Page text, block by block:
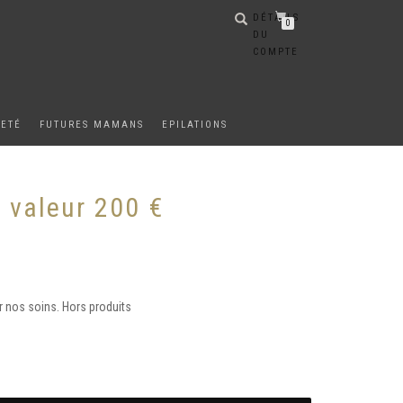
DÉTAILS
DU
COMPTE
0
FUTURES MAMANS EPILATIONS
valeur 200 €
nos soins. Hors produits